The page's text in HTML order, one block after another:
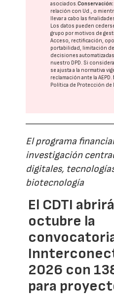
asociados.Conservación:
relación con Ud., o
llevar a cabo las
Los datos pueden
grupo por motivos de
Acceso, rectificación,
portabilidad, limitación
decisiones
nuestro DPD. Si
se ajusta a la normativa
reclamación ante laAEPD.
Política de Protección de
El programa
investigación
digitales,
biotecnología
El CDTI
octubre la
2026 con
para